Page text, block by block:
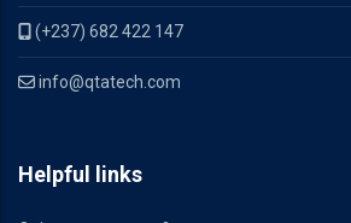
(+237) 682 422 147
info@qtatech.com
Helpful links